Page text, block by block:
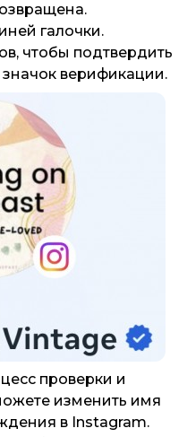
галочки.
чтобы подтвердить
верификации.
проверки и
изменить имя
в Instagram.